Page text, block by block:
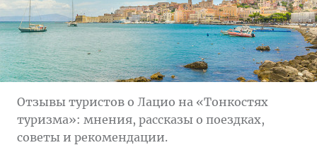
Отзывы туристов о Лацио на «Тонкостях
туризма»: мнения, рассказы о поездках,
советы и рекомендации.